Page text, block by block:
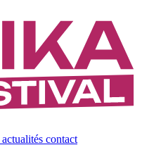
actualités contact